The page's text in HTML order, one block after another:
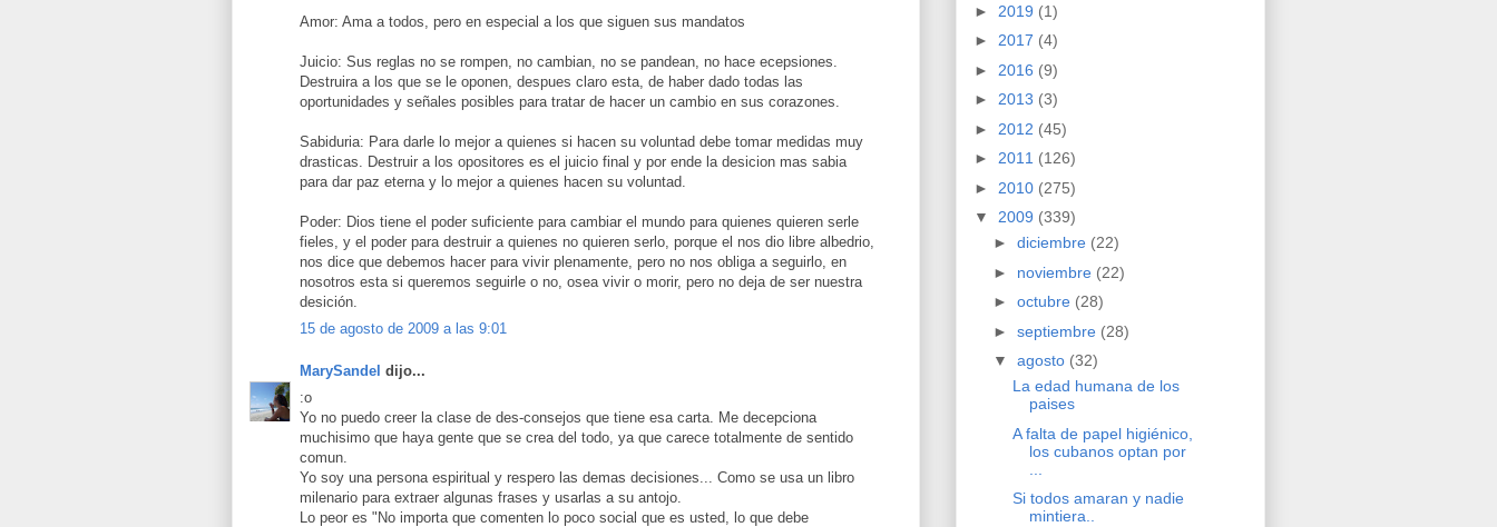
Amor: Ama a todos, pero en especial a los que siguen sus mandatos
Juicio: Sus reglas no se rompen, no cambian, no se pandean, no hace ecepsiones.
Destruira a los que se le oponen, despues claro esta, de haber dado todas las
oportunidades y señales posibles para tratar de hacer un cambio en sus corazones.
Sabiduria: Para darle lo mejor a quienes si hacen su voluntad debe tomar medidas muy
drasticas. Destruir a los opositores es el juicio final y por ende la desicion mas sabia
para dar paz eterna y lo mejor a quienes hacen su voluntad.
Poder: Dios tiene el poder suficiente para cambiar el mundo para quienes quieren serle
fieles, y el poder para destruir a quienes no quieren serlo, porque el nos dio libre albedrio,
nos dice que debemos hacer para vivir plenamente, pero no nos obliga a seguirlo, en
nosotros esta si queremos seguirle o no, osea vivir o morir, pero no deja de ser nuestra
desición.
15 de agosto de 2009 a las 9:01
MarySandel dijo...
:o
Yo no puedo creer la clase de des-consejos que tiene esa carta. Me decepciona
muchisimo que haya gente que se crea del todo, ya que carece totalmente de sentido
comun.
Yo soy una persona espiritual y respero las demas decisiones... Como se usa un libro
milenario para extraer algunas frases y usarlas a su antojo.
Lo peor es "No importa que comenten lo poco social que es usted, lo que debe
► 2019 (1)
► 2017 (4)
► 2016 (9)
► 2013 (3)
► 2012 (45)
► 2011 (126)
► 2010 (275)
▼ 2009 (339)
► diciembre (22)
► noviembre (22)
► octubre (28)
► septiembre (28)
▼ agosto (32)
La edad humana de los
paises
A falta de papel higiénico,
los cubanos optan por
Si todos amaran y nadie
mintiera..